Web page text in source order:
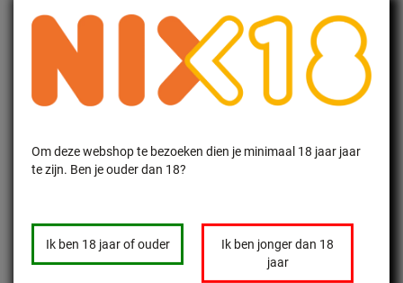
Om deze webshop te bezoeken dien je minimaal 18 jaar jaar
te zijn. Ben je ouder dan 18?
Ik ben 18 jaar of ouder
Ik ben jonger dan 18
jaar
Het betreft hier zowel witte als rode wijn, met een productie van circa 500.000
kilo druiven. Voor de witte wijn wordt primair de Viura druif gebruikt. De jonge
rode wijn is primair 100% Tempranillo. Voor de Crianza en Reserva wordt
gewerkt met 90 - 95% Tempranillo en wordt 5-10% Garnacha toegevoegd.
Voor meer informatie over D.O.C. Rioja,
klik hier.
MELD JE AAN VOOR ONZE NIEUWSBRIEF